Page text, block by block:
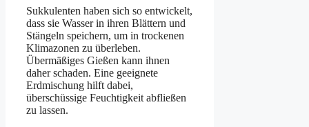
Sukkulenten haben sich so entwickelt,
dass sie Wasser in ihren Blättern und
Stängeln speichern, um in trockenen
Klimazonen zu überleben.
Übermäßiges Gießen kann ihnen
daher schaden. Eine geeignete
Erdmischung hilft dabei,
überschüssige Feuchtigkeit abfließen
zu lassen.